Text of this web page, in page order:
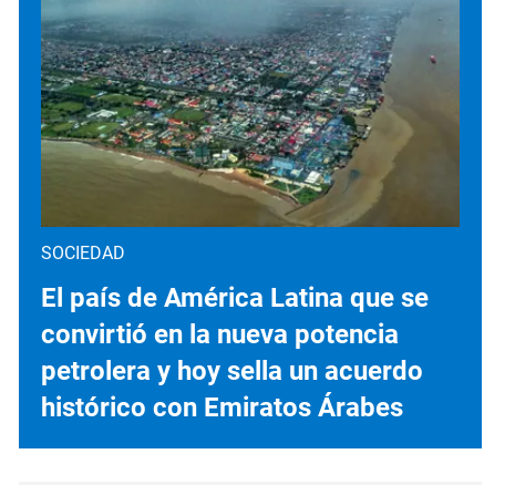
SOCIEDAD
El país de América Latina que se
convirtió en la nueva potencia
petrolera y hoy sella un acuerdo
histórico con Emiratos Árabes